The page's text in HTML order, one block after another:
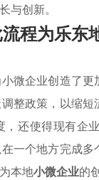
与创新。
程为乐东
小微企业创造了
整政策，以缩
还使得现有企
一个地方完成
本地小微企业的